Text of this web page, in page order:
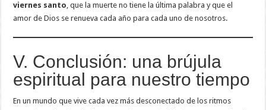
viernes santo, que la muerte no tiene la última palabra y que el
amor de Dios se renueva cada año para cada uno de nosotros.
V. Conclusión: una brújula
espiritual para nuestro tiempo
En un mundo que vive cada vez más desconectado de los ritmos